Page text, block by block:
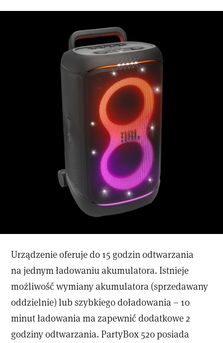
Urządzenie oferuje do 15 godzin odtwarzania
na jednym ładowaniu akumulatora. Istnieje
możliwość wymiany akumulatora (sprzedawany
oddzielnie) lub szybkiego doładowania – 10
minut ładowania ma zapewnić dodatkowe 2
godziny odtwarzania. PartyBox 520 posiada